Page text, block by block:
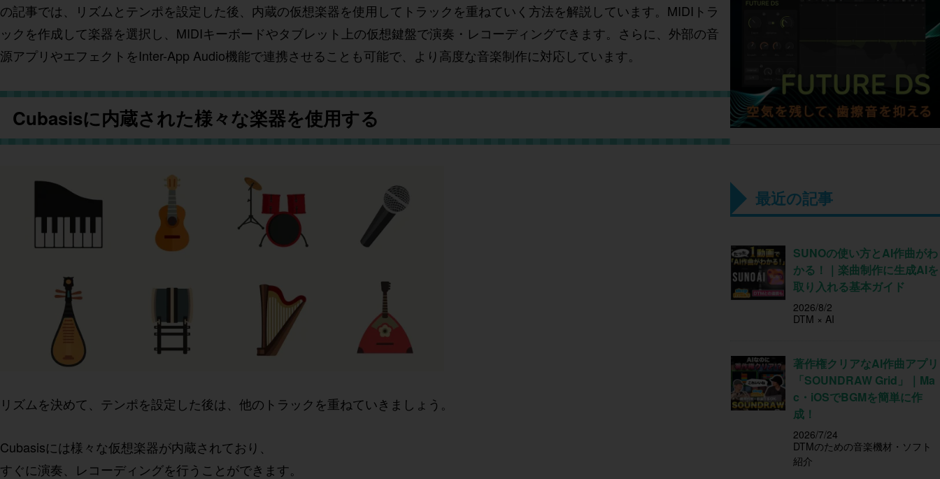
の記事では、リズムとテンポを設定した後、内蔵の仮想楽器を使用してトラックを重ねていく方法を解説しています。MIDIトラ
ックを作成して楽器を選択し、MIDIキーボードやタブレット上の仮想鍵盤で演奏・レコーディングできます。さらに、外部の音
源アプリやエフェクトをInter-App Audio機能で連携させることも可能で、より高度な音楽制作に対応しています。
Cubasisに内蔵された様々な楽器を使用する
リズムを決めて、テンポを設定した後は、他のトラックを重ねていきましょう。
Cubasisには様々な仮想楽器が内蔵されており、
すぐに演奏、レコーディングを行うことができます。
最近の記事
SUNOの使い方とAI作曲がわ
かる！｜楽曲制作に生成AIを
取り入れる基本ガイド
2026/8/2
DTM × AI
著作権クリアなAI作曲アプリ
「SOUNDRAW Grid」｜Ma
c・iOSでBGMを簡単に作
成！
2026/7/24
DTMのための音楽機材・ソフト
紹介